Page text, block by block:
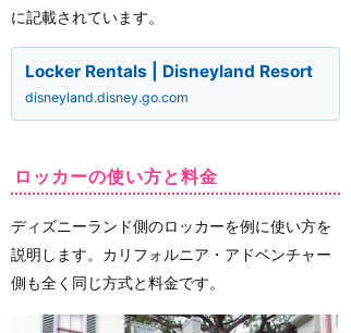
に記載されています。
Locker Rentals | Disneyland Resort
disneyland.disney.go.com
ロッカーの使い方と料金
ディズニーランド側のロッカーを例に使い方を
説明します。カリフォルニア・アドベンチャー
側も全く同じ方式と料金です。